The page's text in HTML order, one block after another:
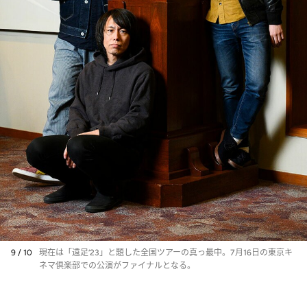
9 / 10
現在は「遠足‘23」と題した全国ツアーの真っ最中。7月16日の東京キ
ネマ倶楽部での公演がファイナルとなる。